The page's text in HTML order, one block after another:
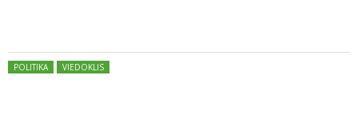
Posted in:
POLITIKA VIEDOKLIS